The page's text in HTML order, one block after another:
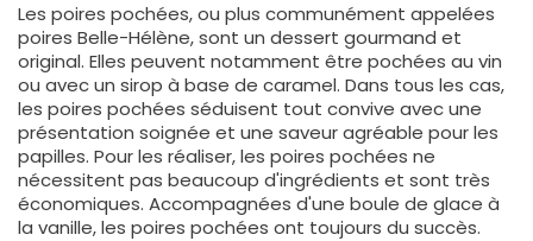
Les poires pochées, ou plus communément appelées
poires Belle-Hélène, sont un dessert gourmand et
original. Elles peuvent notamment être pochées au vin
ou avec un sirop à base de caramel. Dans tous les cas,
les poires pochées séduisent tout convive avec une
présentation soignée et une saveur agréable pour les
papilles. Pour les réaliser, les poires pochées ne
nécessitent pas beaucoup d'ingrédients et sont très
économiques. Accompagnées d'une boule de glace à
la vanille, les poires pochées ont toujours du succès.